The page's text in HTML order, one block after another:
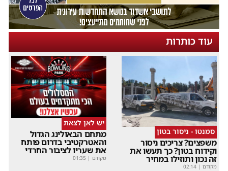
עוד כותרות
סמנטו - ניסור בטון
משפצים? צריכים ניסור
וקידוח בטון? כך תעשו את
זה נכון ותוזילו במחיר
מקודם |
02:14
יש לאן לצאת
מתחם הבאולינג הגדול
והאטרקטיבי בדרום פותח
את שעריו לציבור החרדי
מקודם |
01:35